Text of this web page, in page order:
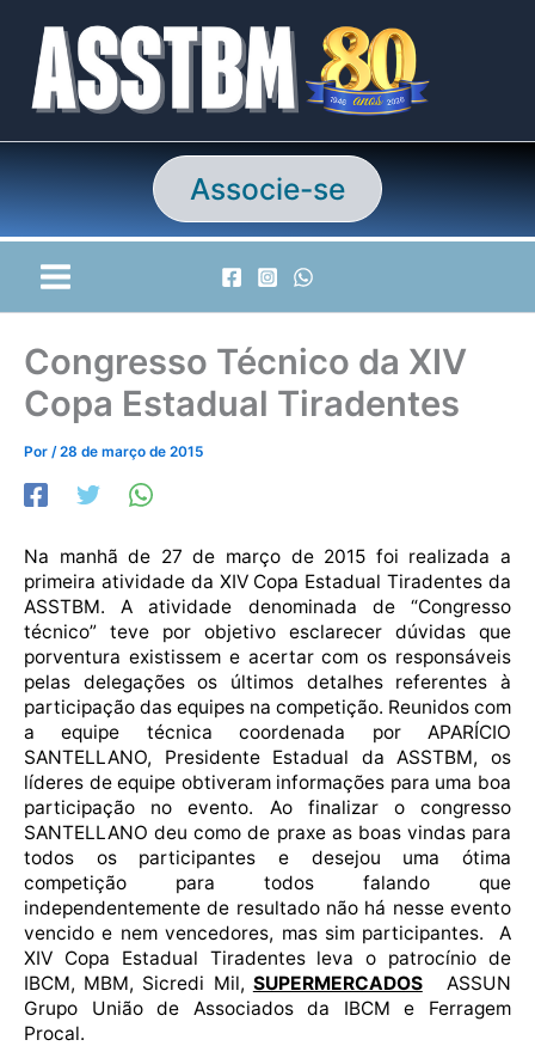
conteúdo
Associe-se
Congresso Técnico da XIV
Copa Estadual Tiradentes
Por /28 de março de 2015
Na manhã de 27 de março de 2015 foi realizada a
primeira atividade da XIV Copa Estadual Tiradentes da
ASSTBM. A atividade denominada de “Congresso
técnico” teve por objetivo esclarecer dúvidas que
porventura existissem e acertar com os responsáveis
pelas delegações os últimos detalhes referentes à
participação das equipes na competição. Reunidos com
a equipe técnica coordenada por APARÍCIO
SANTELLANO, Presidente Estadual da ASSTBM, os
líderes de equipe obtiveram informações para uma boa
participação no evento. Ao finalizar o congresso
SANTELLANO deu como de praxe as boas vindas para
todos os participantes e desejou uma ótima
competição para todos falando que
independentemente de resultado não há nesse evento
vencido e nem vencedores, mas sim participantes. A
XIV Copa Estadual Tiradentes leva o patrocínio de
IBCM, MBM, Sicredi Mil, SUPERMERCADOS
ASSUN
Grupo União de Associados da IBCM e Ferragem
Procal.